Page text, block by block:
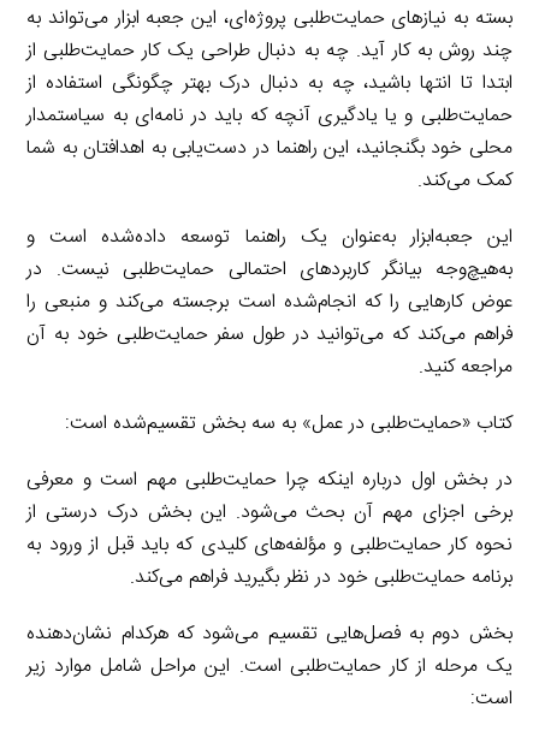
بسته به نیازهای حمایت‌طلبی پروژه‌ای، این جعبه ابزار می‌تواند به
چند روش به کار آید. چه به دنبال طراحی یک کار حمایت‌طلبی از
ابتدا تا انتها باشید، چه به دنبال درک بهتر چگونگی استفاده از
حمایت‌طلبی و یا یادگیری آنچه که باید در نامه‌ای به سیاستمدار
محلی خود بگنجانید، این راهنما در دست‌یابی به اهدافتان به شما
کمک می‌کند.
این جعبه‌ابزار به‌عنوان یک راهنما توسعه داده‌شده است و
به‌هیچ‌وجه بیانگر کاربردهای احتمالی حمایت‌طلبی نیست. در
عوض کارهایی را که انجام‌شده است برجسته می‌کند و منبعی را
فراهم می‌کند که می‌توانید در طول سفر حمایت‌طلبی خود به آن
مراجعه کنید.
کتاب «حمایت‌طلبی در عمل» به سه بخش تقسیم‌شده است:
در بخش اول درباره اینکه چرا حمایت‌طلبی مهم است و معرفی
برخی اجزای مهم آن بحث می‌شود. این بخش درک درستی از
نحوه کار حمایت‌طلبی و مؤلفه‌های کلیدی که باید قبل از ورود به
برنامه حمایت‌طلبی خود در نظر بگیرید فراهم می‌کند.
بخش دوم به فصل‌هایی تقسیم می‌شود که هرکدام نشان‌دهنده
یک مرحله از کار حمایت‌طلبی است. این مراحل شامل موارد زیر
است: